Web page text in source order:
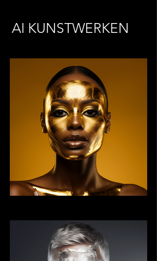
AI KUNSTWERKEN